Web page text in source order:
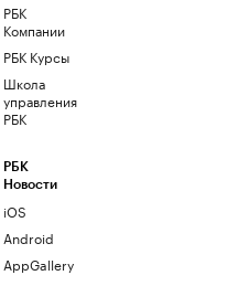
РБК
Компании
РБК Курсы
Школа
управления
РБК
РБК
Новости
iOS
Android
AppGallery